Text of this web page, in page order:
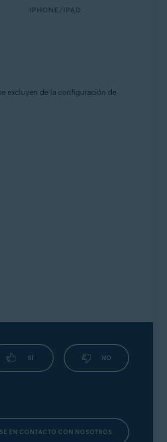
IPHONE/IPAD
excluyen de la configuración de
SÍ NO
EN CONTACTO CON NOSOTROS